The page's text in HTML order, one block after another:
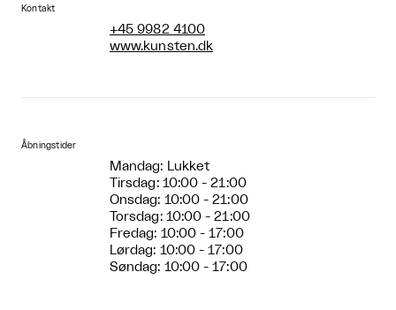
Kontakt
+45 9982 4100
www.kunsten.dk
Åbningstider
Mandag: Lukket
Tirsdag: 10:00 - 21:00
Onsdag: 10:00 - 21:00
Torsdag: 10:00 - 21:00
Fredag: 10:00 - 17:00
Lørdag: 10:00 - 17:00
Søndag: 10:00 - 17:00